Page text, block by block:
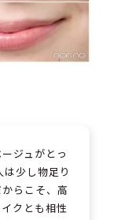
ジュがとっ
少し物足り
らこそ、高
クとも相性